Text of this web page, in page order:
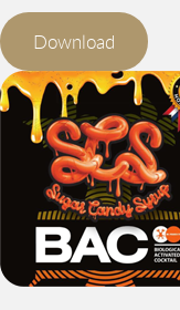
Download